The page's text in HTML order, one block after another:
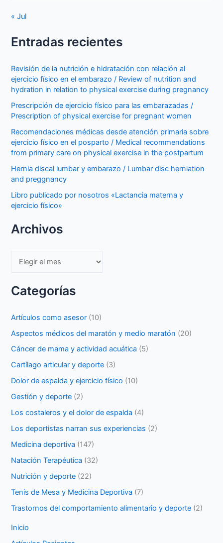
« Jul
Entradas recientes
Revisión de la nutrición e hidratación con relación al
ejercicio físico en el embarazo / Review of nutrition and
hydration in relation to physical exercise during pregnancy
Prescripción de ejercicio físico para las embarazadas /
Prescription of physical exercise for pregnant women
Recomendaciones médicas desde atención primaria sobre
ejercicio físico en el posparto / Medical recommendations
from primary care on physical exercise in the postpartum
Hernia discal lumbar y embarazo / Lumbar disc herniation
and preggnancy
Libro publicado por nosotros «Lactancia materna y
ejercicio físico»
Archivos
Archivos
Categorías
Artículos como asesor (10)
Aspectos médicos del maratón y medio maratón (20)
Cáncer de mama y actividad acuática (5)
Cartílago articular y deporte (3)
Dolor de espalda y ejercicio físico (10)
Gestión y deporte (2)
Los costaleros y el dolor de espalda (4)
Los deportistas narran sus experiencias (2)
Medicina deportiva (147)
Natación Terapéutica (32)
Nutrición y deporte (22)
Tenis de Mesa y Medicina Deportiva (7)
Trastornos del comportamiento alimentario y deporte (2)
Inicio